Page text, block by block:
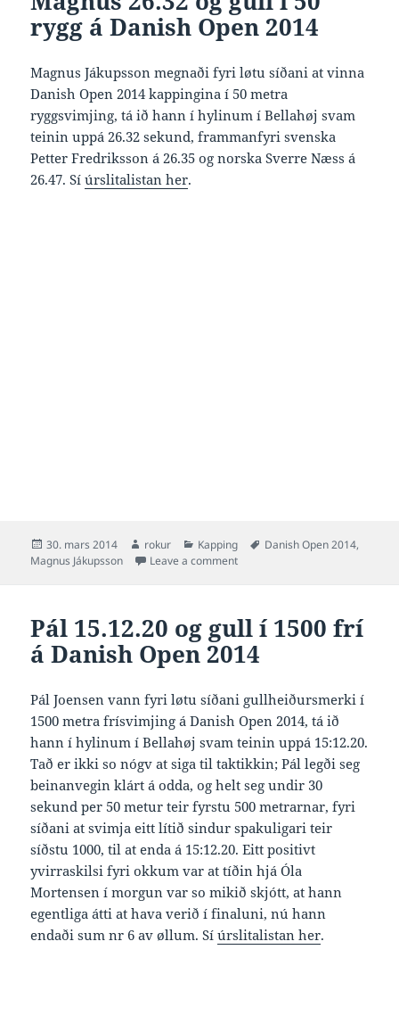
rygg á Danish Open 2014
Magnus Jákupsson megnaði fyri løtu síðani at vinna
Danish Open 2014 kappingina í 50 metra
ryggsvimjing, tá ið hann í hylinum í Bellahøj svam
teinin uppá 26.32 sekund, frammanfyri svenska
Petter Fredriksson á 26.35 og norska Sverre Næss á
26.47. Síúrslitalistan her.
Posted
on
30. mars 2014 Author
rokur Categories
Kapping Tags
Danish Open 2014,
Magnus Jákupsson
Leave a commenton Magnus 26.32 og gull í 50
Pál 15.12.20 og gull í 1500 frí
á Danish Open 2014
Pál Joensen vann fyri løtu síðani gullheiðursmerki í
1500 metra frísvimjing á Danish Open 2014, tá ið
hann í hylinum í Bellahøj svam teinin uppá 15:12.20.
Tað er ikki so nógv at siga til taktikkin; Pál legði seg
beinanvegin klárt á odda, og helt seg undir 30
sekund per 50 metur teir fyrstu 500 metrarnar, fyri
síðani at svimja eitt lítið sindur spakuligari teir
síðstu 1000, til at enda á 15:12.20. Eitt positivt
yvirraskilsi fyri okkum var at tíðin hjá Óla
Mortensen í morgun var so mikið skjótt, at hann
egentliga átti at hava verið í finaluni, nú hann
endaði sum nr 6 av øllum. Síúrslitalistan her.